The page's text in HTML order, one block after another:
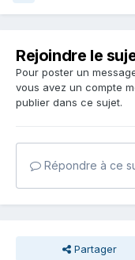
Rejoindre le
Pour poster un
vous avez un compte
publier dans ce sujet.
Répondre à ce
Partager